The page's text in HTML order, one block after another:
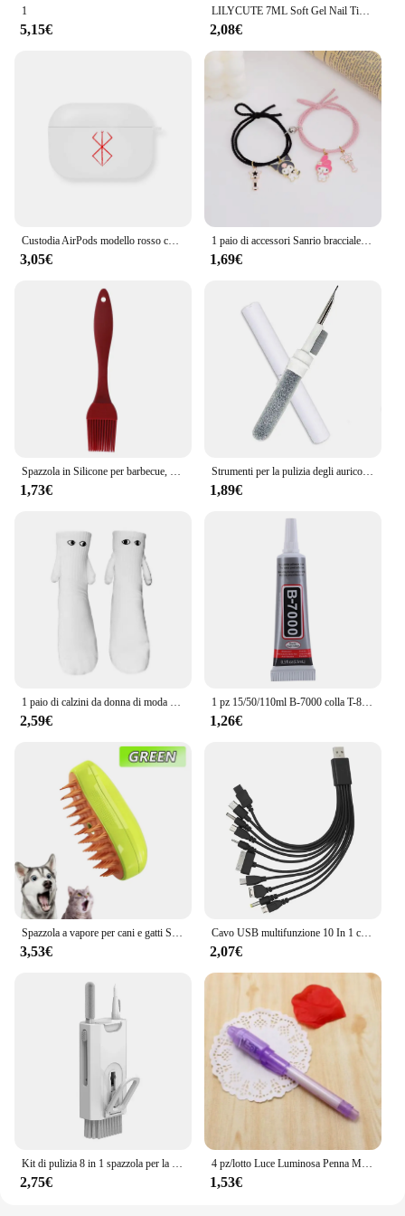
1
5,15€
LILYCUTE 7ML Soft Gel Nail Tips colla adesiva 3 IN 1 Clear Fake Nail Extension Function Gel adesivo per unghie Manicure a lunga durata
2,08€
Custodia AirPods modello rosso custodia nera bianca per auricolare per Airpods 1 2 Airpods3 per Airpods Pro2 custodia regalo per Boyfriend Men
3,05€
1 paio di accessori Sanrio braccialetto Kuromi Melody magnetico piccolo elastico coppia fidanzata cartone animato regalo per ragazza in lega di alluminio
1,69€
Spazzola in Silicone per barbecue, spazzola per olio per cucinare e cuocere al forno, utensili da cucina per la casa, 1 set
1,73€
Strumenti per la pulizia degli auricolari Bluetooth per Airpods Pro 1 2 3 Auricolari Custodia per pulizia Penna Bursh Kit per Samsung Xiaomi Airdots Huawei
1,89€
1 paio di calzini da donna di moda divertenti mani di attrazione magnetica creativa calzini per coppie di occhi di cartone animato bianco nero
2,59€
1 pz 15/50/110ml B-7000 colla T-8000 adesivo resina epossidica riparazione cellulare Touch Screen colla liquida gioielli colla adesiva artigianale
1,26€
Spazzola a vapore per cani e gatti Spazzola a vapore Spruzzatore elettrico per massaggio Strumento per toelettatura animali domestici Spargimento Spray elettrici 3 in 1 Pettini per massaggio
3,53€
Cavo USB multifunzione 10 In 1 cavo di ricarica universale per telefono cavo di ricarica Multi-testa per caricabatterie per telefono Samsung Nokia
2,07€
Kit di pulizia 8 in 1 spazzola per la pulizia della tastiera del Computer auricolari penna per la pulizia delle cuffie strumenti per la pulizia dei telefoni iPad estrattore per Keycap
2,75€
4 pz/lotto Luce Luminosa Penna Magica Viola 2 In 1 UV Luce Nera Combo Disegno Penna A Inchiostro Invisibile Apprendimento Educativo Giocattoli Per Il Bambino
1,53€